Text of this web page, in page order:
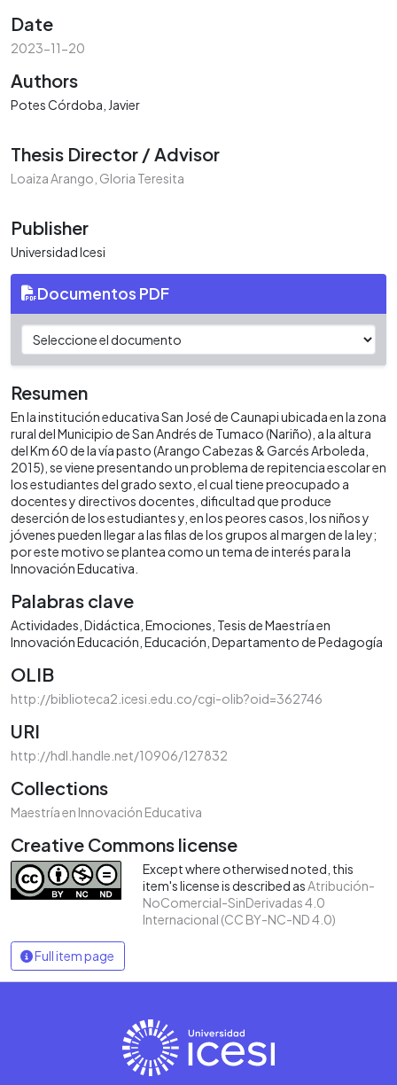
Date
2023-11-20
Authors
Potes Córdoba, Javier
Thesis Director / Advisor
Loaiza Arango, Gloria Teresita
Publisher
Universidad Icesi
Documentos PDF
Resumen
En la institución educativa San José de Caunapi ubicada en la zona
rural del Municipio de San Andrés de Tumaco (Nariño), a la altura
del Km 60 de la vía pasto (Arango Cabezas & Garcés Arboleda,
2015), se viene presentando un problema de repitencia escolar en
los estudiantes del grado sexto, el cual tiene preocupado a
docentes y directivos docentes, dificultad que produce
deserción de los estudiantes y, en los peores casos, los niños y
jóvenes pueden llegar a las filas de los grupos al margen de la ley;
por este motivo se plantea como un tema de interés para la
Innovación Educativa.
Palabras clave
Actividades Didáctica Emociones Tesis de Maestría en
Innovación Educación Educación Departamento de Pedagogía
OLIB
http://biblioteca2.icesi.edu.co/cgi-olib?oid=362746
URI
http://hdl.handle.net/10906/127832
Collections
Maestría en Innovación Educativa
Creative Commons license
Except where otherwised noted, this
item's license is described asAtribución-
NoComercial-SinDerivadas 4.0
Internacional (CC BY-NC-ND 4.0)
Full item page